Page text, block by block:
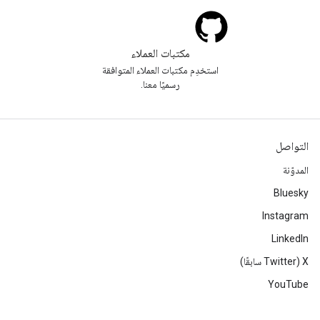
مكتبات العملاء
استخدِم مكتبات العملاء المتوافقة
رسميًا معنا.
التواصل
المدوّنة
Bluesky
Instagram
LinkedIn
‫X ‏(Twitter سابقًا)
YouTube